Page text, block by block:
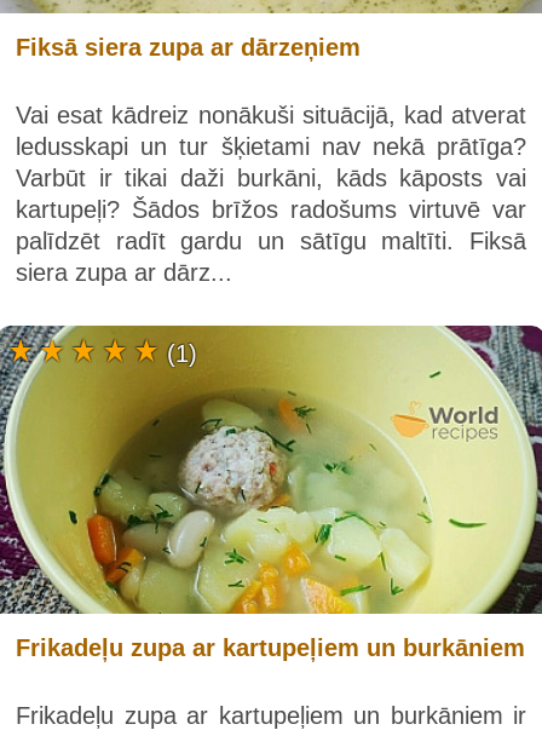
Fiksā siera zupa ar dārzeņiem
Vai esat kādreiz nonākuši situācijā, kad atverat
ledusskapi un tur šķietami nav nekā prātīga?
Varbūt ir tikai daži burkāni, kāds kāposts vai
kartupeļi? Šādos brīžos radošums virtuvē var
palīdzēt radīt gardu un sātīgu maltīti. Fiksā
siera zupa ar dārz...
Frikadeļu zupa ar kartupeļiem un burkāniem
Frikadeļu zupa ar kartupeļiem un burkāniem ir
(1)